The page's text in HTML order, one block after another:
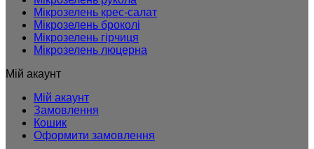
Мікрозелень крес-салат
Мікрозелень броколі
Мікрозелень гірчиця
Мікрозелень люцерна
Мій акаунт
Мій акаунт
Замовлення
Кошик
Оформити замовлення